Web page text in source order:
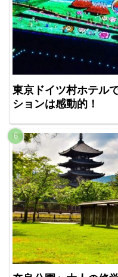
東京ドイツ村ホテル
ションは感動的！